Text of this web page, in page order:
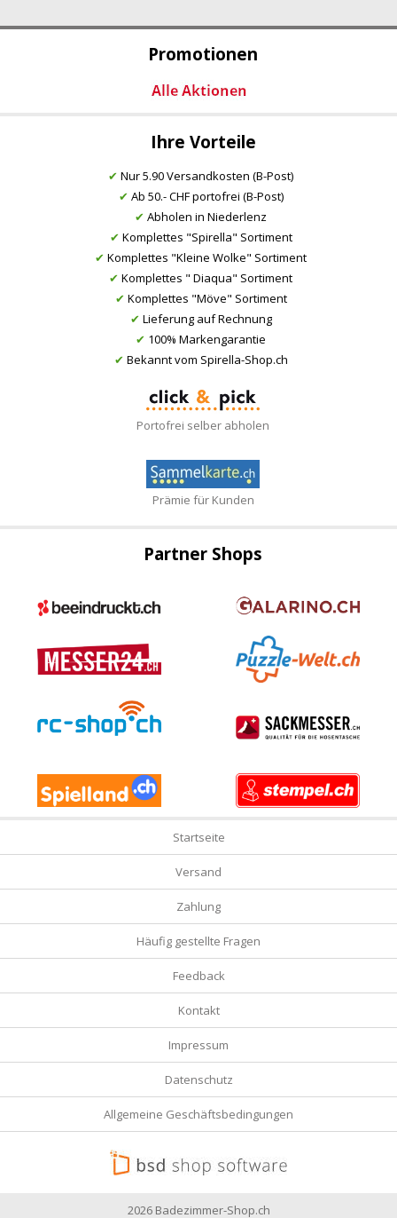
Promotionen
Ihre Vorteile
✔ Nur 5.90 Versandkosten (B-Post)
✔ Ab 50.- CHF portofrei (B-Post)
✔ Abholen in Niederlenz
✔ Komplettes "Spirella" Sortiment
✔ Komplettes "Kleine Wolke" Sortiment
✔ Komplettes " Diaqua" Sortiment
✔ Komplettes "Möve" Sortiment
✔ Lieferung auf Rechnung
✔ 100% Markengarantie
✔ Bekannt vom Spirella-Shop.ch
Portofrei selber abholen
Prämie für Kunden
Partner Shops
Startseite
Versand
Zahlung
Häufig gestellte Fragen
Feedback
Kontakt
Impressum
Datenschutz
Allgemeine Geschäftsbedingungen
2026 Badezimmer-Shop.ch